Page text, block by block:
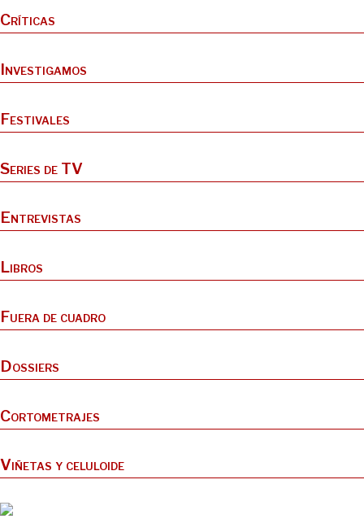
Críticas
Investigamos
Festivales
Series de TV
Entrevistas
Libros
Fuera de cuadro
Dossiers
Cortometrajes
Viñetas y celuloide